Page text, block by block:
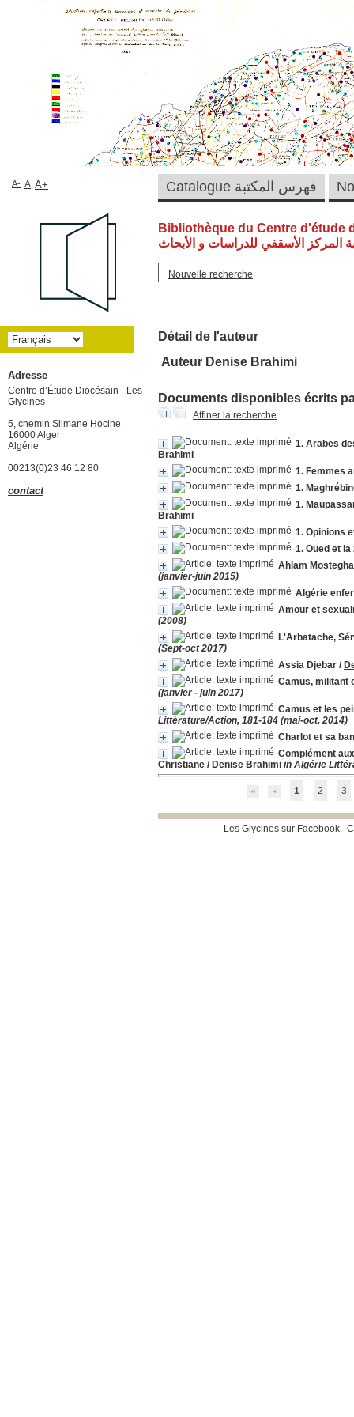
Bibliothèque du Centre d'étude
المركز الأسقفي للدراسات و الأبحاث
Nouvelle recherche
Détail de l'auteur
Auteur Denise Brahimi
Documents disponibles écrits
Affiner la recherche
1. Arabes
Brahimi
1. Femmes
1.
1.
Brahimi
1. Opinions
1. Oued et
Ahlam
(janvier-juin 2015)
Algérie
Amour et
(2008)
L'Arbatache,
(Sept-oct 2017)
Assia Djebar /
Camus, militant
(janvier - juin 2017)
Camus et les
Littérature/Action, 181-184 (mai-oct. 2014)
Charlot et sa
Complément
Christiane / Denise Brahimi in Algérie
1 2 3
Les Glycines sur Facebook
Catalogue فهرس المكتبة A- A A+
Adresse
Centre d’Étude Diocésain - Les
Glycines
5, chemin Slimane Hocine
16000 Alger
Algérie
00213(0)23 46 12 80
contact